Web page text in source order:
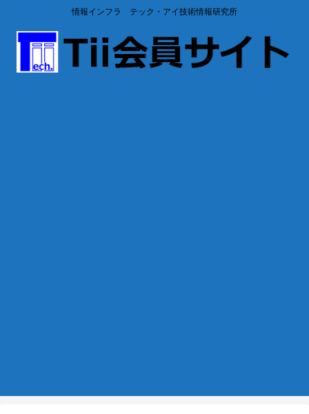
情報インフラ テック・アイ技術情報研究所